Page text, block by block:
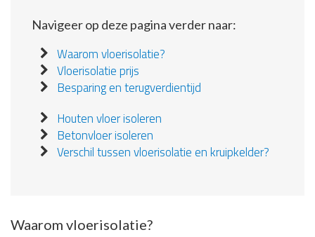
Navigeer op deze pagina verder naar:
Waarom vloerisolatie?
Vloerisolatie prijs
Besparing en terugverdientijd
Houten vloer isoleren
Betonvloer isoleren
Verschil tussen vloerisolatie en kruipkelder?
Waarom vloerisolatie?